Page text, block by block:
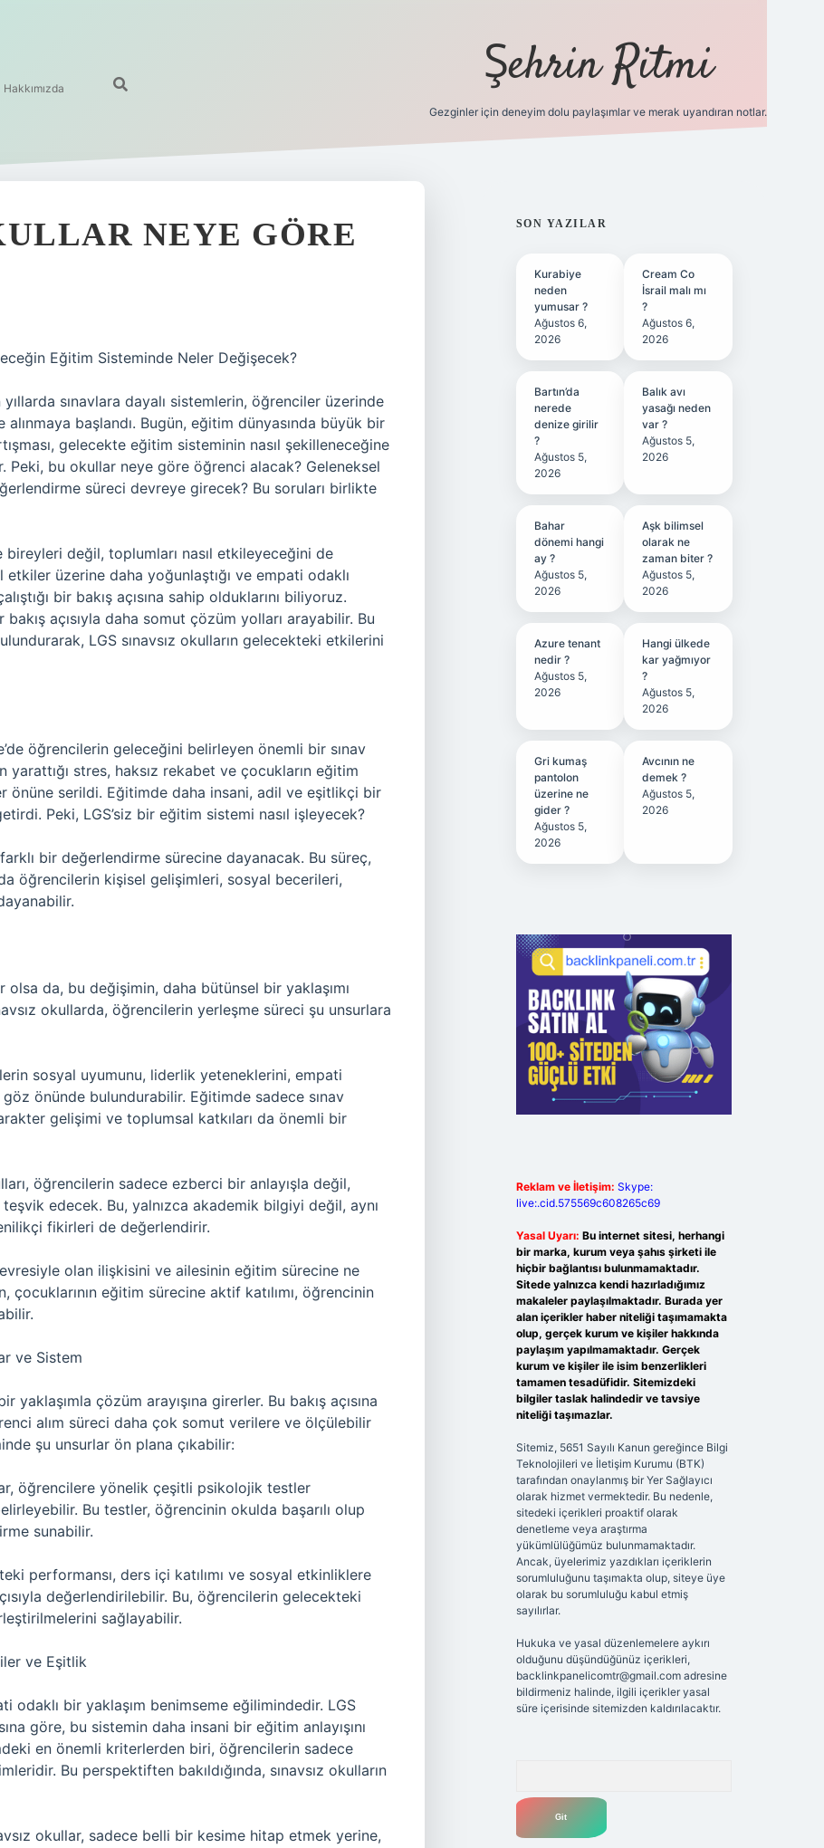
Hakkımızda Şehrin Ritmi
Gezginler için deneyim dolu paylaşımlar ve merak uyandıran notlar.
NEYE GÖRE
Eğitim Sisteminde Neler Değişecek?
sınavlara dayalı sistemlerin, öğrenciler üzerinde
alınmaya başlandı. Bugün, eğitim dünyasında büyük bir
gelecekte eğitim sisteminin nasıl şekilleneceğine
bu okullar neye göre öğrenci alacak? Geleneksel
süreci devreye girecek? Bu soruları birlikte
değil, toplumları nasıl etkileyeceğini de
üzerine daha yoğunlaştığı ve empati odaklı
bir bakış açısına sahip olduklarını biliyoruz.
açısıyla daha somut çözüm yolları arayabilir. Bu
LGS sınavsız okulların gelecekteki etkilerini
öğrencilerin geleceğini belirleyen önemli bir sınav
yarattığı stres, haksız rekabet ve çocukların eğitim
önüne serildi. Eğitimde daha insani, adil ve eşitlikçi bir
Peki, LGS’siz bir eğitim sistemi nasıl işleyecek?
bir değerlendirme sürecine dayanacak. Bu süreç,
öğrencilerin kişisel gelişimleri, sosyal becerileri,
da, bu değişimin, daha bütünsel bir yaklaşımı
okullarda, öğrencilerin yerleşme süreci şu unsurlara
sosyal uyumunu, liderlik yeteneklerini, empati
önünde bulundurabilir. Eğitimde sadece sınav
gelişimi ve toplumsal katkıları da önemli bir
öğrencilerin sadece ezberci bir anlayışla değil,
edecek. Bu, yalnızca akademik bilgiyi değil, aynı
fikirleri de değerlendirir.
olan ilişkisini ve ailesinin eğitim sürecine ne
eğitim sürecine aktif katılımı, öğrencinin
ve Sistem
çözüm arayışına girerler. Bu bakış açısına
alım süreci daha çok somut verilere ve ölçülebilir
şu unsurlar ön plana çıkabilir:
öğrencilere yönelik çeşitli psikolojik testler
Bu testler, öğrencinin okulda başarılı olup
sunabilir.
performansı, ders içi katılımı ve sosyal etkinliklere
değerlendirilebilir. Bu, öğrencilerin gelecekteki
sağlayabilir.
ve Eşitlik
odaklı bir yaklaşım benimseme eğilimindedir. LGS
göre, bu sistemin daha insani bir eğitim anlayışını
en önemli kriterlerden biri, öğrencilerin sadece
Bu perspektiften bakıldığında, sınavsız okulların
okullar, sadece belli bir kesime hitap etmek yerine,
SIDEBAR
SON YAZILAR
Kurabiye
neden
yumusar ?
Ağustos 6,
2026
Cream Co
İsrail malı mı
?
Ağustos 6,
2026
Bartın’da
nerede
denize girilir
?
Ağustos 5,
2026
Balık avı
yasağı neden
var ?
Ağustos 5,
2026
Bahar
dönemi hangi
ay ?
Ağustos 5,
2026
Aşk bilimsel
olarak ne
zaman biter ?
Ağustos 5,
2026
Azure tenant
nedir ?
Ağustos 5,
2026
Hangi ülkede
kar yağmıyor
?
Ağustos 5,
2026
Gri kumaş
pantolon
üzerine ne
gider ?
Ağustos 5,
2026
Avcının ne
demek ?
Ağustos 5,
2026
Reklam ve İletişim: Skype:
live:.cid.575569c608265c69
Yasal Uyarı: Bu internet sitesi, herhangi
bir marka, kurum veya şahıs şirketi ile
hiçbir bağlantısı bulunmamaktadır.
Sitede yalnızca kendi hazırladığımız
makaleler paylaşılmaktadır. Burada yer
alan içerikler haber niteliği taşımamakta
olup, gerçek kurum ve kişiler hakkında
paylaşım yapılmamaktadır. Gerçek
kurum ve kişiler ile isim benzerlikleri
tamamen tesadüfidir. Sitemizdeki
bilgiler taslak halindedir ve tavsiye
niteliği taşımazlar.
Sitemiz, 5651 Sayılı Kanun gereğince Bilgi
Teknolojileri ve İletişim Kurumu (BTK)
tarafından onaylanmış bir Yer Sağlayıcı
olarak hizmet vermektedir. Bu nedenle,
sitedeki içerikleri proaktif olarak
denetleme veya araştırma
yükümlülüğümüz bulunmamaktadır.
Ancak, üyelerimiz yazdıkları içeriklerin
sorumluluğunu taşımakta olup, siteye üye
olarak bu sorumluluğu kabul etmiş
sayılırlar.
Hukuka ve yasal düzenlemelere aykırı
olduğunu düşündüğünüz içerikleri,
backlinkpanelicomtr@gmail.comadresine
bildirmeniz halinde, ilgili içerikler yasal
süre içerisinde sitemizden kaldırılacaktır.